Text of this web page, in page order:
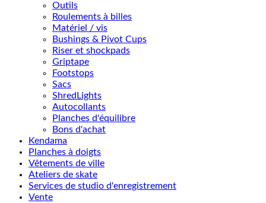
Outils
Roulements à billes
Matériel / vis
Bushings & Pivot Cups
Riser et shockpads
Griptape
Footstops
Sacs
ShredLights
Autocollants
Planches d'équilibre
Bons d'achat
Kendama
Planches à doigts
Vêtements de ville
Ateliers de skate
Services de studio d'enregistrement
Vente